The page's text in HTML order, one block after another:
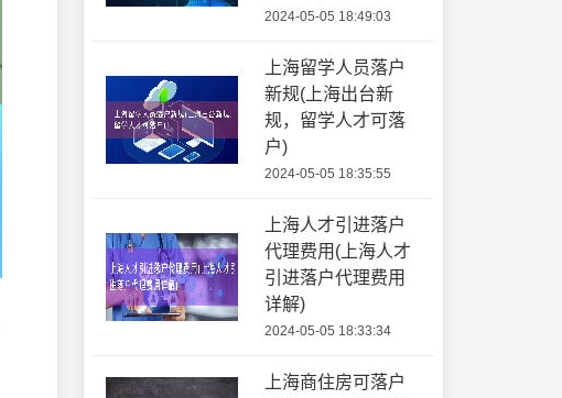
2024-05-05 18:49:03
上海留学人员落户
新规(上海出台新
规，留学人才可落
户)
2024-05-05 18:35:55
上海人才引进落户
代理费用(上海人才
引进落户代理费用
详解)
2024-05-05 18:33:34
上海商住房可落户